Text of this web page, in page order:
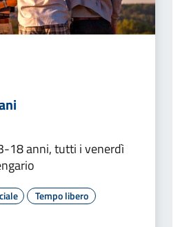
18 anni, tutti i venerdì
Tempo libero